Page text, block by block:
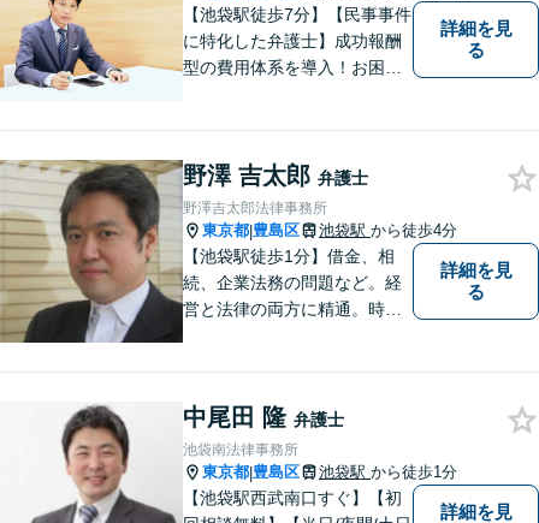
可！池袋駅徒歩5分
【池袋駅徒歩7分】【民事事件
に特化した弁護士】成功報酬
型の費用体系を導入！お困り
で広く取り扱い、幅広い分野
で実績あり！【完全個室対
応】
詳細を見
る
野澤 吉太郎 弁護士
野澤吉太郎法律事務所
東京都|豊島区 池袋駅 から徒歩4分
【池袋駅徒歩1分】借金、相
続、企業法務の問題など。経
営と法律の両方に精通。時間
ります。【完全個室】【休
日・夜間対応】【電話・メー
ルでのご相談対応】
詳細を見
る
中尾田 隆 弁護士
池袋南法律事務所
東京都|豊島区 池袋駅 から徒歩1分
【池袋駅西武南口すぐ】【初
詳細を見